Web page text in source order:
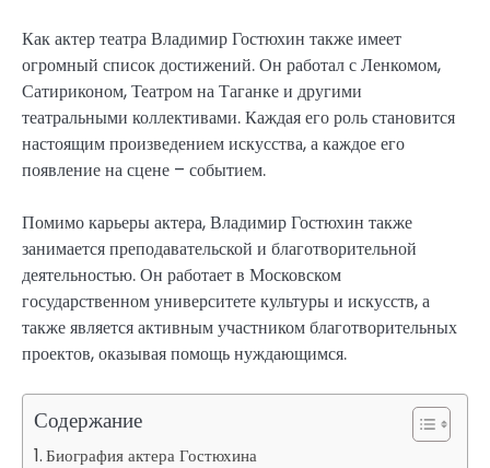
Как актер театра Владимир Гостюхин также имеет
огромный список достижений. Он работал с Ленкомом,
Сатириконом, Театром на Таганке и другими
театральными коллективами. Каждая его роль становится
настоящим произведением искусства, а каждое его
появление на сцене – событием.
Помимо карьеры актера, Владимир Гостюхин также
занимается преподавательской и благотворительной
деятельностью. Он работает в Московском
государственном университете культуры и искусств, а
также является активным участником благотворительных
проектов, оказывая помощь нуждающимся.
Содержание
Биография актера Гостюхина